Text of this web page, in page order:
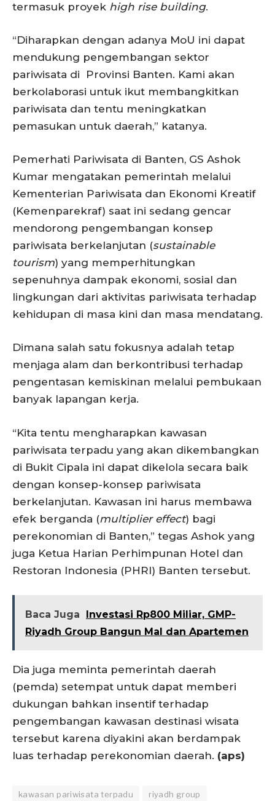
termasuk proyek high rise building.
“Diharapkan dengan adanya MoU ini dapat
mendukung pengembangan sektor
pariwisata di Provinsi Banten. Kami akan
berkolaborasi untuk ikut membangkitkan
pariwisata dan tentu meningkatkan
pemasukan untuk daerah,” katanya.
Pemerhati Pariwisata di Banten, GS Ashok
Kumar mengatakan pemerintah melalui
Kementerian Pariwisata dan Ekonomi Kreatif
(Kemenparekraf) saat ini sedang gencar
mendorong pengembangan konsep
pariwisata berkelanjutan (sustainable
tourism) yang memperhitungkan
sepenuhnya dampak ekonomi, sosial dan
lingkungan dari aktivitas pariwisata terhadap
kehidupan di masa kini dan masa mendatang.
Dimana salah satu fokusnya adalah tetap
menjaga alam dan berkontribusi terhadap
pengentasan kemiskinan melalui pembukaan
banyak lapangan kerja.
“Kita tentu mengharapkan kawasan
pariwisata terpadu yang akan dikembangkan
di Bukit Cipala ini dapat dikelola secara baik
dengan konsep-konsep pariwisata
berkelanjutan. Kawasan ini harus membawa
efek berganda (multiplier effect) bagi
perekonomian di Banten,” tegas Ashok yang
juga Ketua Harian Perhimpunan Hotel dan
Restoran Indonesia (PHRI) Banten tersebut.
Baca Juga
Investasi Rp800 Miliar, GMP-
Riyadh Group Bangun Mal dan Apartemen
Dia juga meminta pemerintah daerah
(pemda) setempat untuk dapat memberi
dukungan bahkan insentif terhadap
pengembangan kawasan destinasi wisata
tersebut karena diyakini akan berdampak
luas terhadap perekonomian daerah. (aps)
kawasan pariwisata terpadu riyadh group